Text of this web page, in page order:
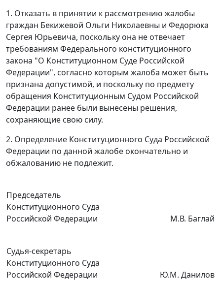
1. Отказать в принятии к рассмотрению жалобы
граждан Бекижевой Ольги Николаевны и Федорюка
Сергея Юрьевича, поскольку она не отвечает
требованиям Федерального конституционного
закона "О Конституционном Суде Российской
Федерации", согласно которым жалоба может быть
признана допустимой, и поскольку по предмету
обращения Конституционным Судом Российской
Федерации ранее были вынесены решения,
сохраняющие свою силу.
2. Определение Конституционного Суда Российской
Федерации по данной жалобе окончательно и
обжалованию не подлежит.
Председатель
Конституционного Суда
Российской Федерации
М.В. Баглай
Судья-секретарь
Конституционного Суда
Российской Федерации
Ю.М. Данилов